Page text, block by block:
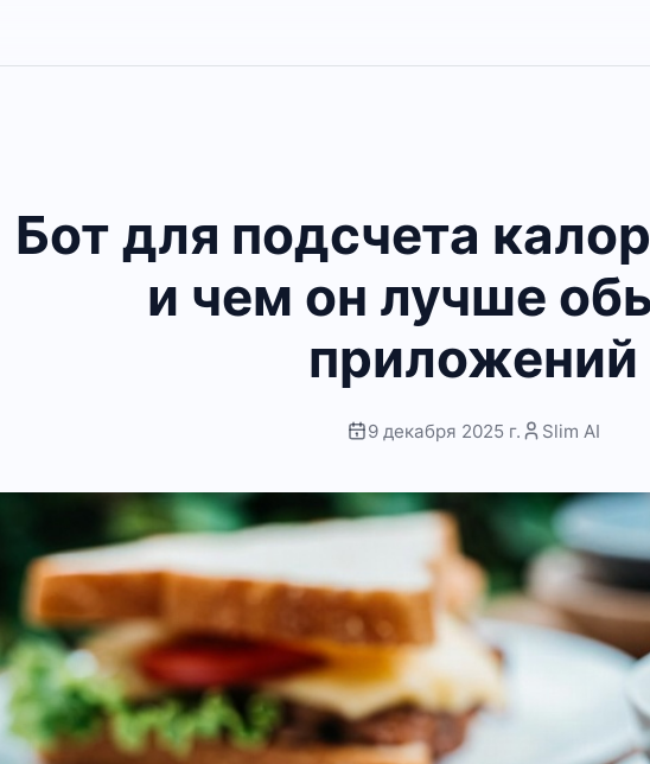
Бот для подсчета
и чем он лучше
приложений
9 декабря 2025 г. Slim AI